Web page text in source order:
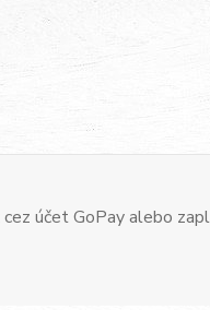
účet GoPay alebo